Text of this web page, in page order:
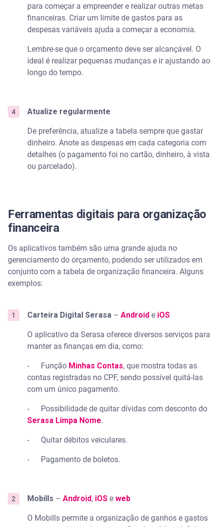
para começar a empreender e realizar outras metas
financeiras. Criar um limite de gastos para as
despesas variáveis ajuda a começar a economia.
Lembre-se que o orçamento deve ser alcançável. O
ideal é realizar pequenas mudanças e ir ajustando ao
longo do tempo.
Atualize regularmente
De preferência, atualize a tabela sempre que gastar
dinheiro. Anote as despesas em cada categoria com
detalhes (o pagamento foi no cartão, dinheiro, à vista
ou parcelado).
Ferramentas digitais para organização
financeira
Os aplicativos também são uma grande ajuda no
gerenciamento do orçamento, podendo ser utilizados em
conjunto com a tabela de organização financeira. Alguns
exemplos:
Carteira Digital Serasa – Android e iOS
O aplicativo da Serasa oferece diversos serviços para
manter as finanças em dia, como:
- Função Minhas Contas, que mostra todas as
contas registradas no CPF, sendo possível quitá-las
com um único pagamento.
- Possibilidade de quitar dívidas com desconto do
Serasa Limpa Nome.
- Quitar débitos veiculares.
- Pagamento de boletos.
Mobills – Android, iOS e web
O Mobills permite a organização de ganhos e gastos